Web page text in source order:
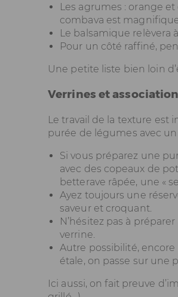
Les agrumes : orange
combava est
Le balsamique relèvera
Pour un côté raffiné,
Une petite liste bien loin
Verrines et
Le travail de la texture est
purée de légumes avec
Si vous préparez une
avec des copeaux de
betterave râpée, une «
Ayez toujours une
saveur et croquant.
N’hésitez pas à
verrine.
Autre possibilité,
étale, on passe sur une
Ici aussi, on fait preuve